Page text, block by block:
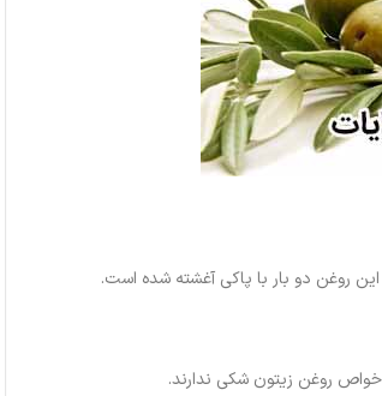
این روغن دو بار با پاکی آغشته شده است.
خواص روغن زیتون شکی ندارند.